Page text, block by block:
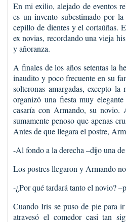
En mi exilio, alejado de eventos
es un invento subestimado por
cepillo de dientes y el cortaúñas.
ex novias, recordando una vieja
y añoranza.
A finales de los años setentas la
inaudito y poco frecuente en su
solteronas amargadas, excepto
organizó una fiesta muy
casaría con Armando, su novio.
sumamente penoso que apenas
Antes de que llegara el postre,
-Al fondo a la derecha –dijo una
Los postres llegaron y Armando
-¿Por qué tardará tanto el novio?
Cuando Iris se puso de pie para
atravesó el comedor casi tan